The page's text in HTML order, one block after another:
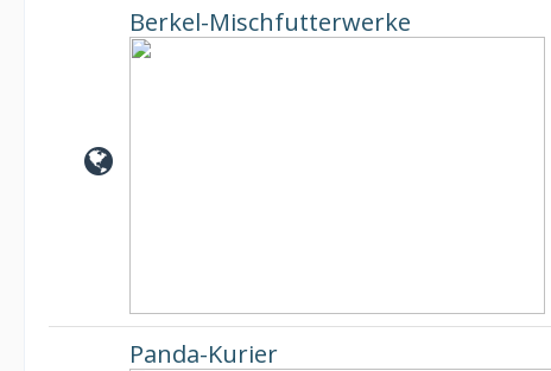
Berkel-Mischfutterwerke
Panda-Kurier